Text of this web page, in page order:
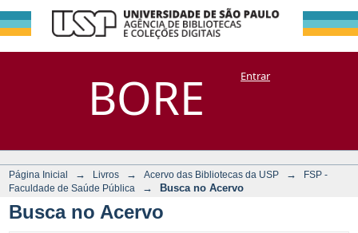
BORE
Busca no Acervo
DSpace/Manakin + CoriscoEntrar
Página Inicial → Livros → Acervo das Bibliotecas da USP →
FSP -
Faculdade de Saúde Pública
→ Busca no Acervo
Busca no Acervo